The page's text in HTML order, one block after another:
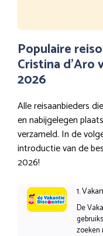
Populaire
Cristina d’Aro
2026
Alle reisaanbieders
en nabijgelegen
verzameld. In de
introductie van de
2026!
1.
De
zoeken